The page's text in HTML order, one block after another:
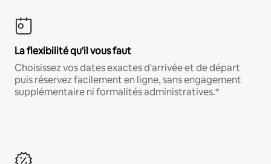
La flexibilité qu'il vous faut
Choisissez vos dates exactes d'arrivée et de départ
puis réservez facilement en ligne, sans engagement
supplémentaire ni formalités administratives.*